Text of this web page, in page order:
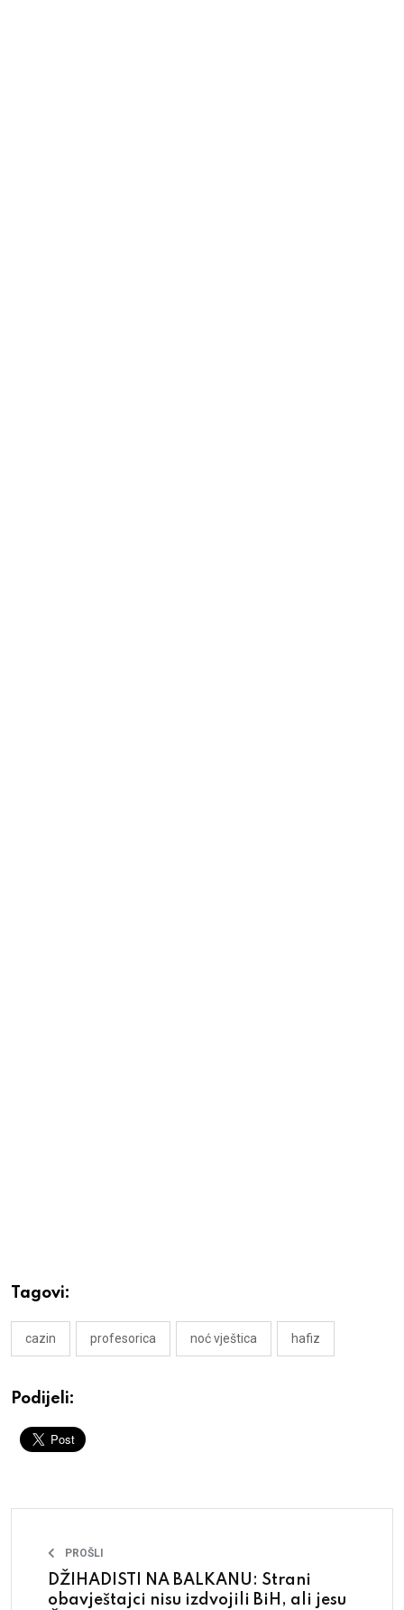
Tagovi:
cazin profesorica noć vještica hafiz
Podijeli:
PROŠLI
DŽIHADISTI NA BALKANU: Strani
obavještajci nisu izdvojili BiH, ali jesu